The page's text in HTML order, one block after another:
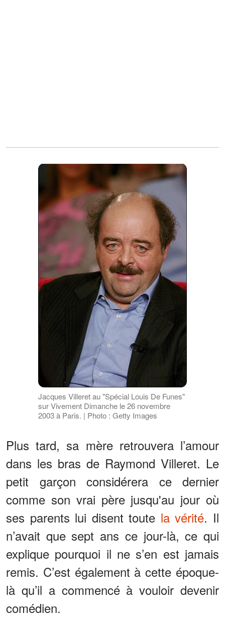
Jacques Villeret au "Spécial Louis De Funes"
sur Vivement Dimanche le 26 novembre
2003 à Paris. | Photo : Getty Images
Plus tard, sa mère retrouvera l’amour
dans les bras de Raymond Villeret. Le
petit garçon considérera ce dernier
comme son vrai père jusqu'au jour où
ses parents lui disent toute la vérité. Il
n’avait que sept ans ce jour-là, ce qui
explique pourquoi il ne s’en est jamais
remis. C’est également à cette époque-
là qu’il a commencé à vouloir devenir
comédien.